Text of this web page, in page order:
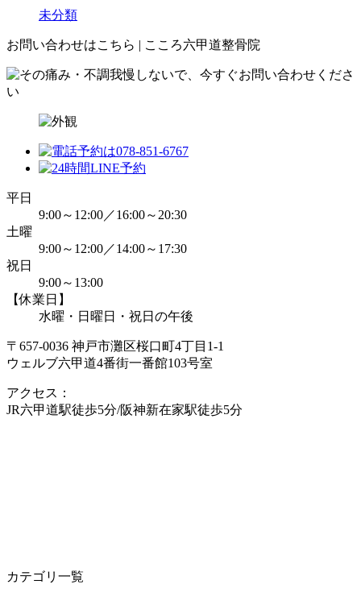
未分類
お問い合わせはこちら | こころ六甲道整骨院
平日
9:00～12:00／16:00～20:30
土曜
9:00～12:00／14:00～17:30
祝日
9:00～13:00
【休業日】
水曜・日曜日・祝日の午後
〒657-0036 神戸市灘区桜口町4丁目1-1
ウェルブ六甲道4番街一番館103号室
アクセス：
JR六甲道駅徒歩5分/阪神新在家駅徒歩5分
カテゴリ一覧